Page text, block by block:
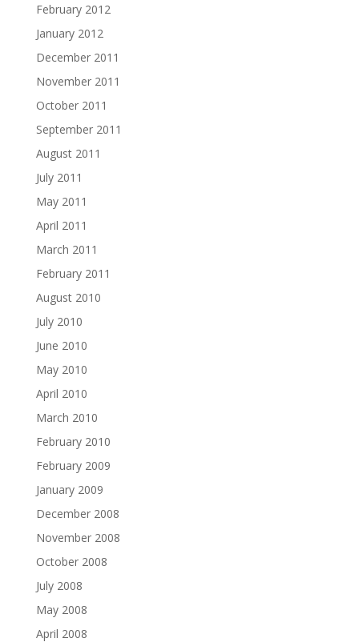
February 2012
January 2012
December 2011
November 2011
October 2011
September 2011
August 2011
July 2011
May 2011
April 2011
March 2011
February 2011
August 2010
July 2010
June 2010
May 2010
April 2010
March 2010
February 2010
February 2009
January 2009
December 2008
November 2008
October 2008
July 2008
May 2008
April 2008